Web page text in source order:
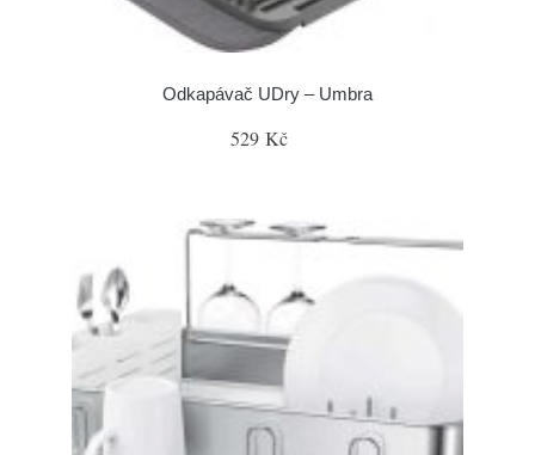
Odkapávač UDry – Umbra
529 Kč